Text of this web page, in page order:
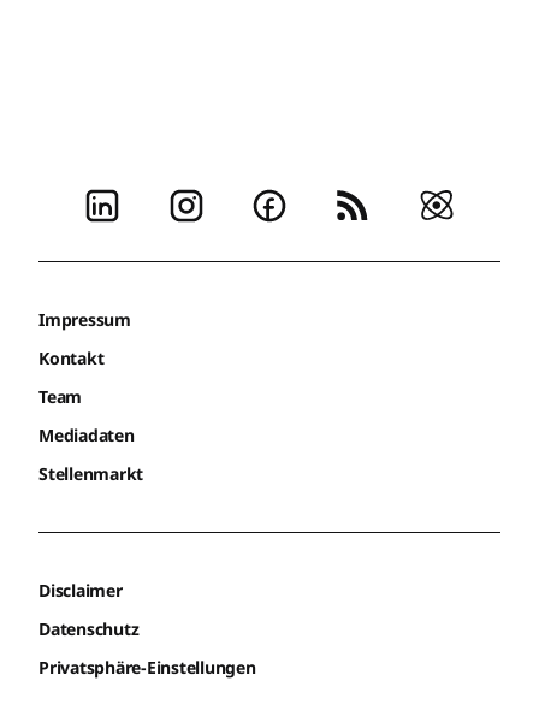
Impressum
Kontakt
Team
Mediadaten
Stellenmarkt
Disclaimer
Datenschutz
Privatsphäre-Einstellungen